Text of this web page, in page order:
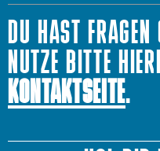
DU HAST FRAGEN
NUTZE BITTE
KONTAKTSEITE.